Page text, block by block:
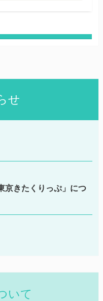
せ
京きたくりっぷ」につ
いて